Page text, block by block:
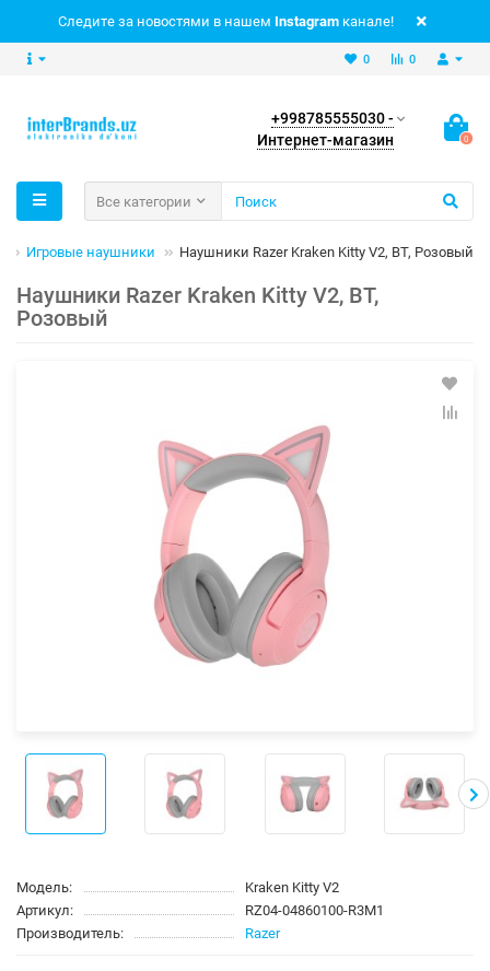
Следите за новостями в нашем Instagram канале!
0
0
+998785555030 -
Интернет-магазин
0
Все категории
Игровые наушники Наушники Razer Kraken Kitty V2, BT, Розовый
Наушники Razer Kraken Kitty V2, BT,
Розовый
Модель:
Kraken Kitty V2
Артикул:
RZ04-04860100-R3M1
Производитель:
Razer